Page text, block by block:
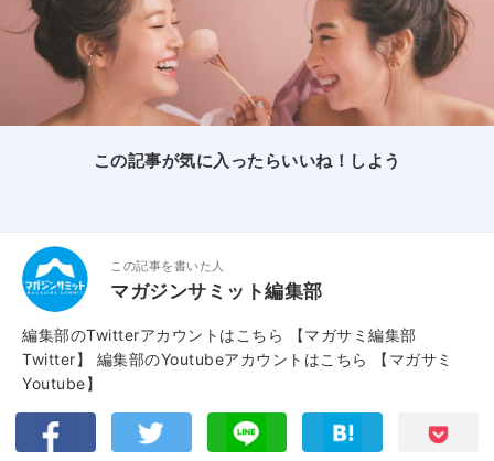
この記事が気に入ったらいいね！しよう
この記事を書いた人
マガジンサミット編集部
編集部のTwitterアカウントはこちら
【マガサミ編集部
Twitter】
編集部のYoutubeアカウントはこちら
【マガサミ
Youtube】